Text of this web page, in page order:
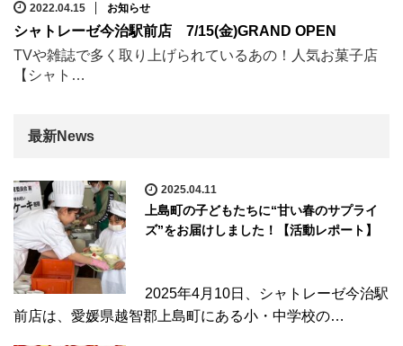
2022.04.15 お知らせ
シャトレーゼ今治駅前店 7/15(金)GRAND OPEN
TVや雑誌で多く取り上げられているあの！人気お菓子店
【シャト…
最新News
2025.04.11
上島町の子どもたちに“甘い春のサプライ
ズ”をお届けしました！【活動レポート】
2025年4月10日、シャトレーゼ今治駅
前店は、愛媛県越智郡上島町にある小・中学校の…